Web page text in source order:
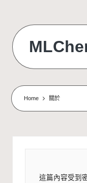
content
Home 關於
這篇內容受到